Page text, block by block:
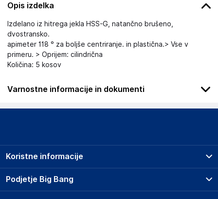
Opis izdelka
Izdelano iz hitrega jekla HSS-G, natančno brušeno,
dvostransko.
apimeter 118 ° za boljše centriranje. in plastična.> Vse v
primeru. > Oprijem: cilindrična
Količina: 5 kosov
Varnostne informacije in dokumenti
Podatki o proizvajalcu
Spletna Prodaja, Rok Groznik s.p.
Slovenija
Podjetje Big Bang
Koristne informacije
Prodajna mesta